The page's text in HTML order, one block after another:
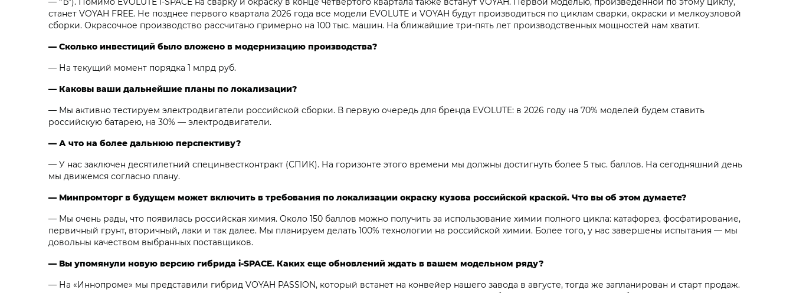
станет VOYAH FREE. Не позднее первого квартала 2026 года все модели EVOLUTE и VOYAH будут производиться по циклам сварки, окраски и мелкоузловой
сборки. Окрасочное производство рассчитано примерно на 100 тыс. машин. На ближайшие три-пять лет производственных мощностей нам хватит.
— Сколько инвестиций было вложено в модернизацию производства?
— На текущий момент порядка 1 млрд руб.
— Каковы ваши дальнейшие планы по локализации?
— Мы активно тестируем электродвигатели российской сборки. В первую очередь для бренда EVOLUTE: в 2026 году на 70% моделей будем ставить
российскую батарею, на 30% — электродвигатели.
— А что на более дальнюю перспективу?
— У нас заключен десятилетний специнвестконтракт (СПИК). На горизонте этого времени мы должны достигнуть более 5 тыс. баллов. На сегодняшний день
мы движемся согласно плану.
— Минпромторг в будущем может включить в требования по локализации окраску кузова российской краской. Что вы об этом думаете?
— Мы очень рады, что появилась российская химия. Около 150 баллов можно получить за использование химии полного цикла: катафорез, фосфатирование,
первичный грунт, вторичный, лаки и так далее. Мы планируем делать 100% технологии на российской химии. Более того, у нас завершены испытания — мы
довольны качеством выбранных поставщиков.
— Вы упомянули новую версию гибрида i‑SPACE. Каких еще обновлений ждать в вашем модельном ряду?
— На «Иннопроме» мы представили гибрид VOYAH PASSION, который встанет на конвейер нашего завода в августе, тогда же запланирован и старт продаж.